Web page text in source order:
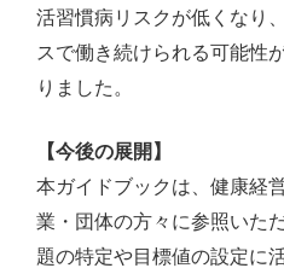
活習慣病リスクが低くなり
スで働き続けられる可能性
りました。
【今後の展開】
本ガイドブックは、健康経
業・団体の方々に参照いた
題の特定や目標値の設定に